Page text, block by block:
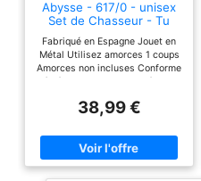
Abysse - 617/0 - unisex
Set de Chasseur - Tu
Fabriqué en Espagne Jouet en
Métal Utilisez amorces 1 coups
Amorces non incluses Conforme
38,99 €